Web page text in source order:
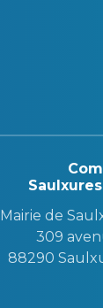
Mairie de
309
88290